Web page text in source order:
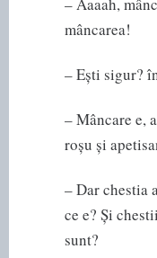
mâncarea!
– Ești sigur?
– Mâncare e,
roșu și
– Dar chestia
ce e? Și
sunt?